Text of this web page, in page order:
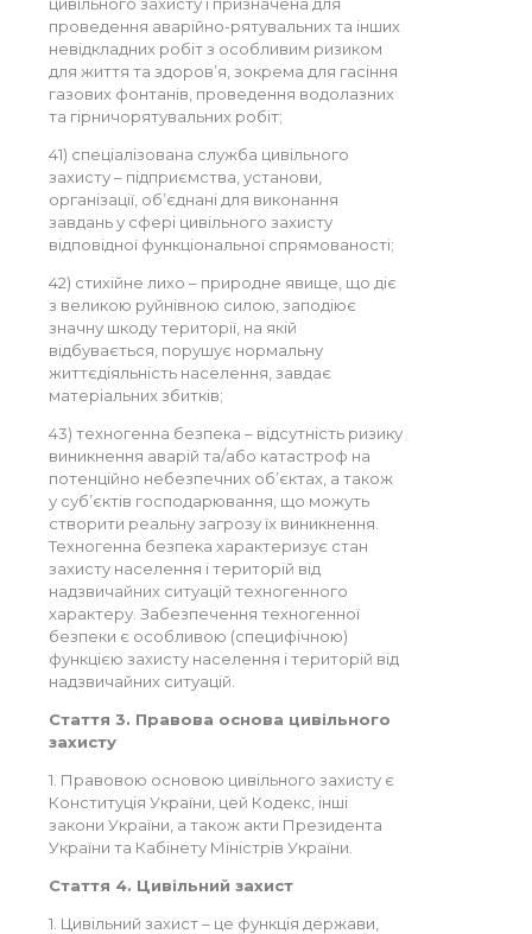
проведення аварійно-рятувальних та інших
невідкладних робіт з особливим ризиком
для життя та здоров’я, зокрема для гасіння
газових фонтанів, проведення водолазних
та гірничорятувальних робіт;
41) спеціалізована служба цивільного
захисту – підприємства, установи,
організації, об’єднані для виконання
завдань у сфері цивільного захисту
відповідної функціональної спрямованості;
42) стихійне лихо – природне явище, що діє
з великою руйнівною силою, заподіює
значну шкоду території, на якій
відбувається, порушує нормальну
життєдіяльність населення, завдає
матеріальних збитків;
43) техногенна безпека – відсутність ризику
виникнення аварій та/або катастроф на
потенційно небезпечних об’єктах, а також
у суб’єктів господарювання, що можуть
створити реальну загрозу їх виникнення.
Техногенна безпека характеризує стан
захисту населення і територій від
надзвичайних ситуацій техногенного
характеру. Забезпечення техногенної
безпеки є особливою (специфічною)
функцією захисту населення і територій від
надзвичайних ситуацій.
Стаття 3. Правова основа цивільного
захисту
1. Правовою основою цивільного захисту є
Конституція України, цей Кодекс, інші
закони України, а також акти Президента
України та Кабінету Міністрів України.
Стаття 4. Цивільний захист
1. Цивільний захист – це функція держави,